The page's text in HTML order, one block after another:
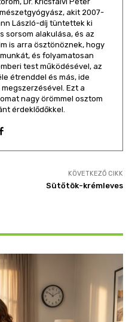
akit 2007-
László-díj tüntettek ki
sorsom alakulása, és az
is arra ösztönöznek, hogy
és folyamatosan
test működésével, az
étrenddel és más, ide
Ezt a
nagy örömmel osztom
érdeklődőkkel.
KÖVETKEZŐ CIKK
Sütőtök-krémleves